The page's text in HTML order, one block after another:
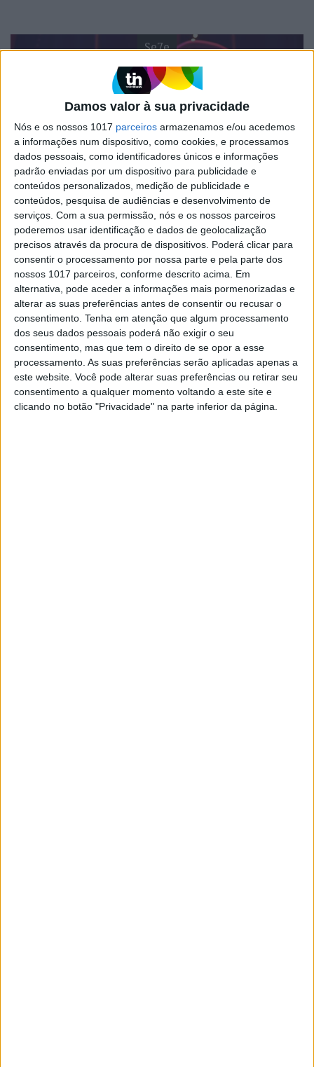
Damos valor à sua privacidade
Nós e os nossos 1017 parceiros armazenamos e/ou acedemos
a informações num dispositivo, como cookies, e processamos
dados pessoais, como identificadores únicos e informações
padrão enviadas por um dispositivo para publicidade e
conteúdos personalizados, medição de publicidade e
conteúdos, pesquisa de audiências e desenvolvimento de
serviços. Com a sua permissão, nós e os nossos parceiros
poderemos usar identificação e dados de geolocalização
precisos através da procura de dispositivos. Poderá clicar para
consentir o processamento por nossa parte e pela parte dos
nossos 1017 parceiros, conforme descrito acima. Em
alternativa, pode aceder a informações mais pormenorizadas e
alterar as suas preferências antes de consentir ou recusar o
consentimento. Tenha em atenção que algum processamento
dos seus dados pessoais poderá não exigir o seu
consentimento, mas que tem o direito de se opor a esse
processamento. As suas preferências serão aplicadas apenas a
este website. Você pode alterar suas preferências ou retirar seu
consentimento a qualquer momento voltando a este site e
clicando no botão "Privacidade" na parte inferior da página.
Se7e
VISÃO SETE
“A Surpreendente Fábrica do
Chocolate”: Cheira a cacau no
musical deste Natal em Matosinhos
Nesta história há uma bruxa, uma princesa, um
príncipe e, claro, cenários coloridos. O musical A
Surpreendente Fábrica de Chocolate, escrito
para crianças, está em cena no parque exterior
do Mar Shopping, em Matosinhos, até 6 de
janeiro
Se7e